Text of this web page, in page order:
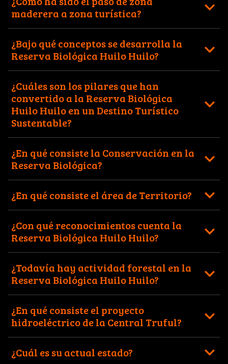
maderera a zona turística?
¿Bajo qué conceptos se desarrolla la
Reserva Biológica Huilo Huilo?
¿Cuáles son los pilares que han
convertido a la Reserva Biológica
Huilo Huilo en un Destino Turístico
Sustentable?
¿En qué consiste la Conservación en la
Reserva Biológica?
¿En qué consiste el área de Territorio?
¿Con qué reconocimientos cuenta la
Reserva Biológica Huilo Huilo?
¿Todavía hay actividad forestal en la
Reserva Biológica Huilo Huilo?
¿En qué consiste el proyecto
hidroeléctrico de la Central Truful?
¿Cuál es su actual estado?